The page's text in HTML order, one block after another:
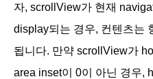
자, scrollView가 현재
display되는 경우, 컨텐츠는
됩니다. 만약 scrollView가
area inset이 0이 아닌 경우,